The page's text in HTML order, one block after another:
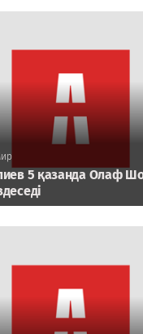
5 қазанда Олаф